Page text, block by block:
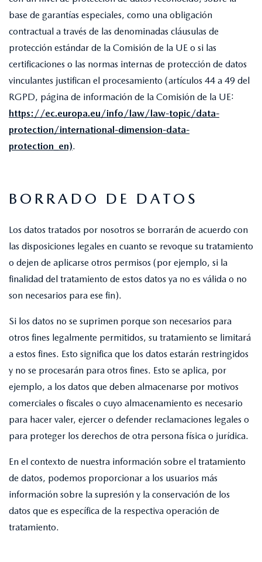
base de garantías especiales, como una obligación
contractual a través de las denominadas cláusulas de
protección estándar de la Comisión de la UE o si las
certificaciones o las normas internas de protección de datos
vinculantes justifican el procesamiento (artículos 44 a 49 del
RGPD, página de información de la Comisión de la UE:
https://ec.europa.eu/info/law/law-topic/data-
protection/international-dimension-data-
protection_en).
BORRADO DE DATOS
Los datos tratados por nosotros se borrarán de acuerdo con
las disposiciones legales en cuanto se revoque su tratamiento
o dejen de aplicarse otros permisos (por ejemplo, si la
finalidad del tratamiento de estos datos ya no es válida o no
son necesarios para ese fin).
Si los datos no se suprimen porque son necesarios para
otros fines legalmente permitidos, su tratamiento se limitará
a estos fines. Esto significa que los datos estarán restringidos
y no se procesarán para otros fines. Esto se aplica, por
ejemplo, a los datos que deben almacenarse por motivos
comerciales o fiscales o cuyo almacenamiento es necesario
para hacer valer, ejercer o defender reclamaciones legales o
para proteger los derechos de otra persona física o jurídica.
En el contexto de nuestra información sobre el tratamiento
de datos, podemos proporcionar a los usuarios más
información sobre la supresión y la conservación de los
datos que es específica de la respectiva operación de
tratamiento.